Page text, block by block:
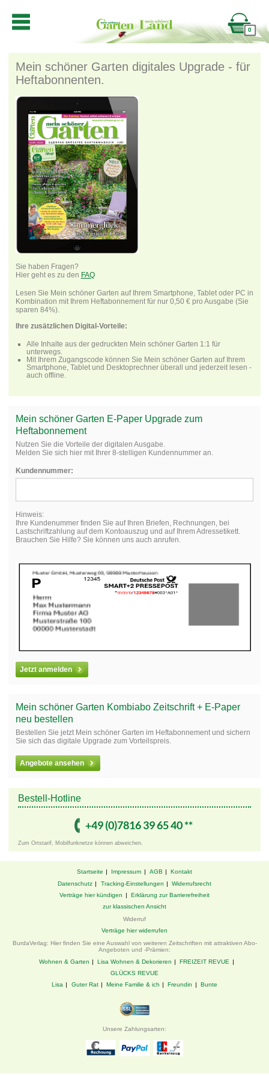
0
Mein schöner Garten digitales Upgrade - für
Heftabonnenten.
Sie haben Fragen?
Hier geht es zu den FAQ
Lesen Sie Mein schöner Garten auf Ihrem Smartphone, Tablet oder PC in
Kombination mit Ihrem Heftabonnement für nur 0,50 € pro Ausgabe (Sie
sparen 84%).
Ihre zusätzlichen Digital-Vorteile:
Alle Inhalte aus der gedruckten Mein schöner Garten 1:1 für
unterwegs.
Mit Ihrem Zugangscode können Sie Mein schöner Garten auf Ihrem
Smartphone, Tablet und Desktoprechner überall und jederzeit lesen -
auch offline.
Mein schöner Garten E-Paper Upgrade zum
Heftabonnement
Nutzen Sie die Vorteile der digitalen Ausgabe.
Melden Sie sich hier mit Ihrer 8-stelligen Kundennummer an.
Kundennummer:
Hinweis:
Ihre Kundenummer finden Sie auf Ihren Briefen, Rechnungen, bei
Lastschriftzahlung auf dem Kontoauszug und auf Ihrem Adressetikett.
Brauchen Sie Hilfe? Sie können uns auch anrufen.
Jetzt anmelden
Mein schöner Garten Kombiabo Zeitschrift + E-Paper
neu bestellen
Bestellen Sie jetzt Mein schöner Garten im Heftabonnement und sichern
Sie sich das digitale Upgrade zum Vorteilspreis.
Angebote ansehen
Bestell-Hotline
+49 ­(0)7816 ­39 ­65 ­40 ­**
Zum Ortstarif, Mobilfunknetze können abweichen.
Startseite Impressum AGB
Kontakt
Datenschutz
Tracking-Einstellungen
Widerrufsrecht
Verträge hier kündigen
Erklärung zur Barrierefreiheit
zur klassischen Ansicht
Widerruf
Verträge hier widerrufen
BurdaVerlag: Hier finden Sie eine Auswahl von weiteren Zeitschriften mit attraktiven Abo-
Angeboten und -Prämien:
Wohnen & Garten
Lisa Wohnen & Dekorieren
FREIZEIT REVUE
GLÜCKS REVUE
Lisa
Guter Rat Meine Familie & ich Freundin Bunte
Unsere Zahlungsarten: